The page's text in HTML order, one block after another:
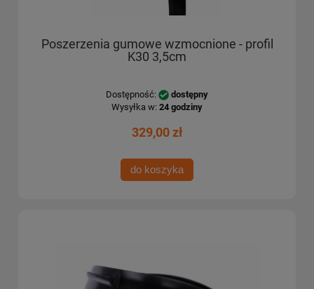
Poszerzenia gumowe wzmocnione - profil
K30 3,5cm
Dostępność:
dostępny
Wysyłka w: 24 godziny
329,00 zł
do koszyka